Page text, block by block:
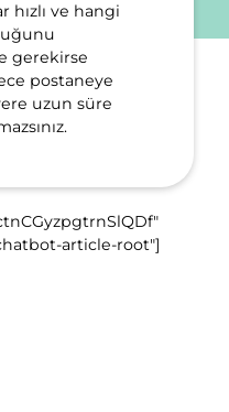
hızlı ve hangi
gerekirse
postaneye
uzun süre
article-root"]